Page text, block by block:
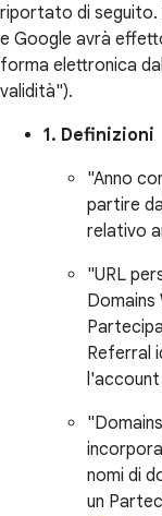
riportato di
e Google avrà
forma elettronica
validità").
1. Definizioni
"Anno
partire
relativo
"URL
Referral
l'account
nomi di
un